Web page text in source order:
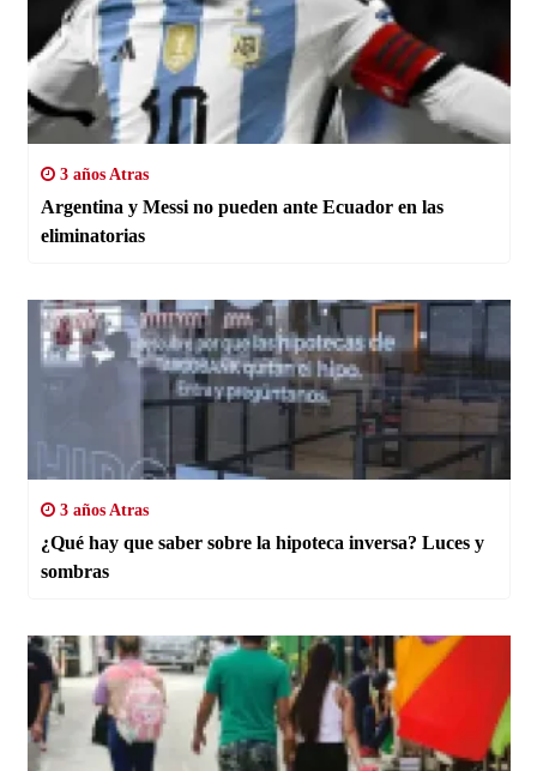
3 años Atras
Argentina y Messi no pueden ante Ecuador en las
eliminatorias
3 años Atras
¿Qué hay que saber sobre la hipoteca inversa? Luces y
sombras